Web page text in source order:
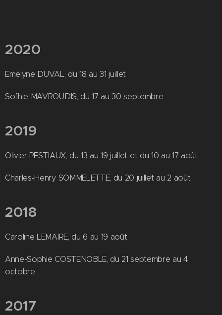
2020
Emelyne DUVAL, du 18 au 31 juillet
Sofhie MAVROUDIS, du 17 au 30 septembre
2019
Olivier PESTIAUX, du 13 au 19 juillet et du 10 au 17 août
Charles-Henry SOMMELETTE, du 20 juillet au 2 août
2018
Caroline LEMAIRE, du 6 au 19 août
Anne-Sophie COSTENOBLE, du 21 septembre au 4
octobre
2017